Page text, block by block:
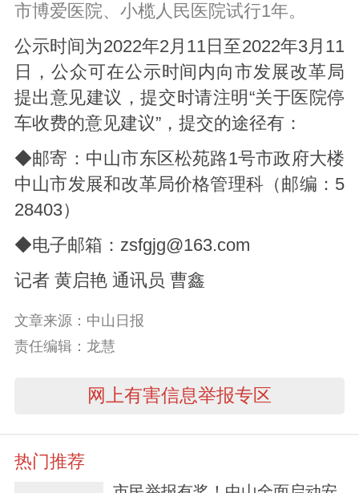
市博爱医院、小榄人民医院试行1年。
公示时间为2022年2月11日至2022年3月11
日，公众可在公示时间内向市发展改革局
提出意见建议，提交时请注明“关于医院停
车收费的意见建议”，提交的途径有：
◆邮寄：中山市东区松苑路1号市政府大楼
中山市发展和改革局价格管理科（邮编：5
28403）
◆电子邮箱：zsfgjg@163.com
记者 黄启艳 通讯员 曹鑫
文章来源：中山日报
责任编辑：龙慧
网上有害信息举报专区
热门推荐